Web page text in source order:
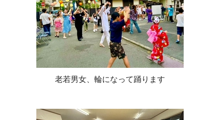
老若男女、輪になって踊ります